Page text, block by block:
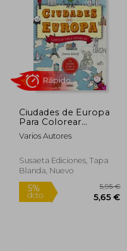
Rápido
Ciudades de Europa
Para Colorear
(Láminas Para
Colorear)
Varios Autores
Susaeta Ediciones, Tapa
Blanda, Nuevo